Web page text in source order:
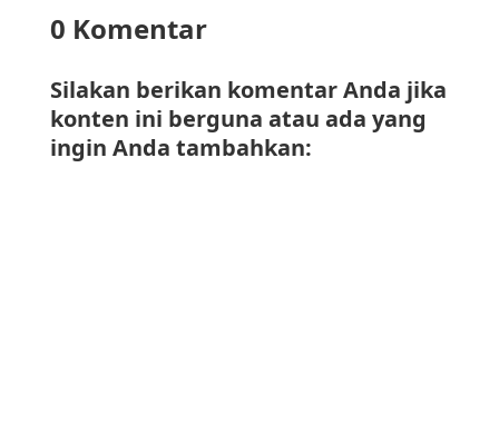
0 Komentar
Silakan berikan komentar Anda jika
konten ini berguna atau ada yang
ingin Anda tambahkan: